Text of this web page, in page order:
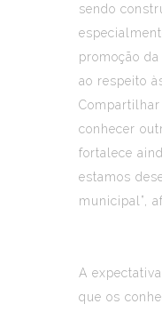
sendo
promoção
ao respeito
conhecer
fortalece
estamos
municipal”,
A
que os